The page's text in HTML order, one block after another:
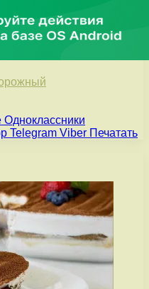
Одноклассники
Telegram Viber Печатать